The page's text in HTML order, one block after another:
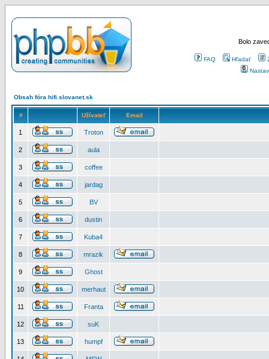
Bolo
FAQ Hľadať
Obsah fóra hifi.slovanet.sk
# Užívateľ Email
1 Troton
2 aula
3 coffee
4 jardag
5 BV
6 dustin
7 Kuba4
8 mrazik
9 Ghost
10 merhaut
11 Franta
12 suK
13 humpf